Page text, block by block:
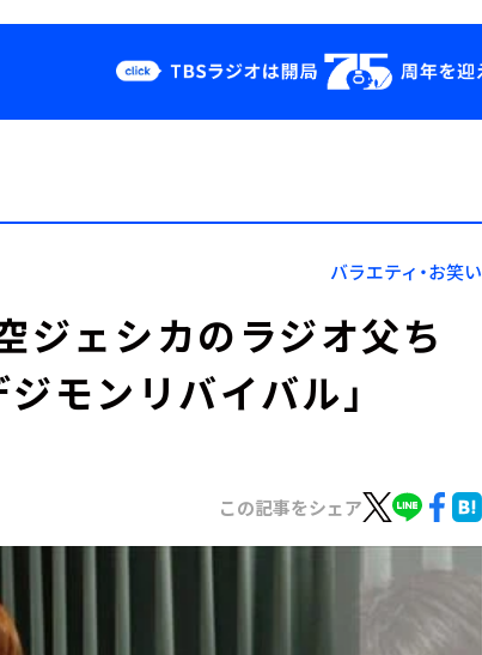
YouTube
会社情報
バラエティ・お笑い
ェシカのラジオ父ち
モンリバイバル」
この記事をシェア